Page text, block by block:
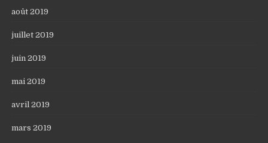
août 2019
juillet 2019
juin 2019
mai 2019
avril 2019
mars 2019